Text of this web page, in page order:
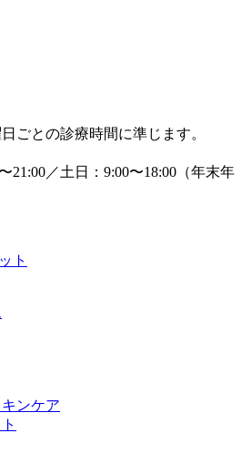
ごとの診療時間に準じます。
21:00／土日：9:00〜18:00（年末年
ト
ンケア